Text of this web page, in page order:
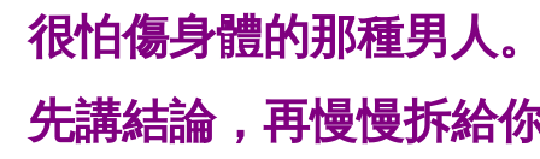
很怕傷身體的那種男人
先講結論，再慢慢拆給